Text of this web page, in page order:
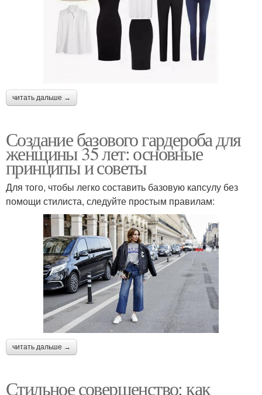
читать дальше →
Создание базового гардероба для
женщины 35 лет: основные
принципы и советы
Для того, чтобы легко составить базовую капсулу без
помощи стилиста, следуйте простым правилам:
читать дальше →
Стильное совершенство: как